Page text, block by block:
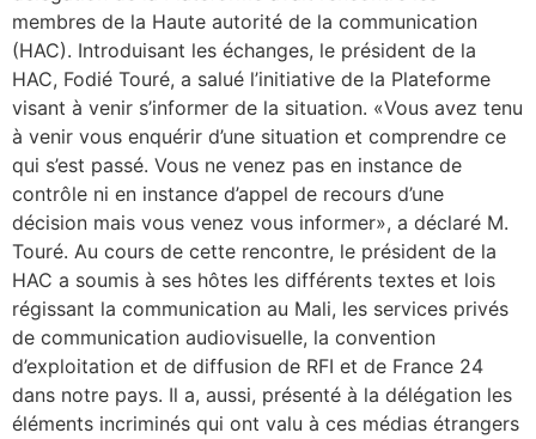
membres de la Haute autorité de la communication
(HAC). Introduisant les échanges, le président de la
HAC, Fodié Touré, a salué l’initiative de la Plateforme
visant à venir s’informer de la situation. «Vous avez tenu
à venir vous enquérir d’une situation et comprendre ce
qui s’est passé. Vous ne venez pas en instance de
contrôle ni en instance d’appel de recours d’une
décision mais vous venez vous informer», a déclaré M.
Touré. Au cours de cette rencontre, le président de la
HAC a soumis à ses hôtes les différents textes et lois
régissant la communication au Mali, les services privés
de communication audiovisuelle, la convention
d’exploitation et de diffusion de RFI et de France 24
dans notre pays. Il a, aussi, présenté à la délégation les
éléments incriminés qui ont valu à ces médias étrangers